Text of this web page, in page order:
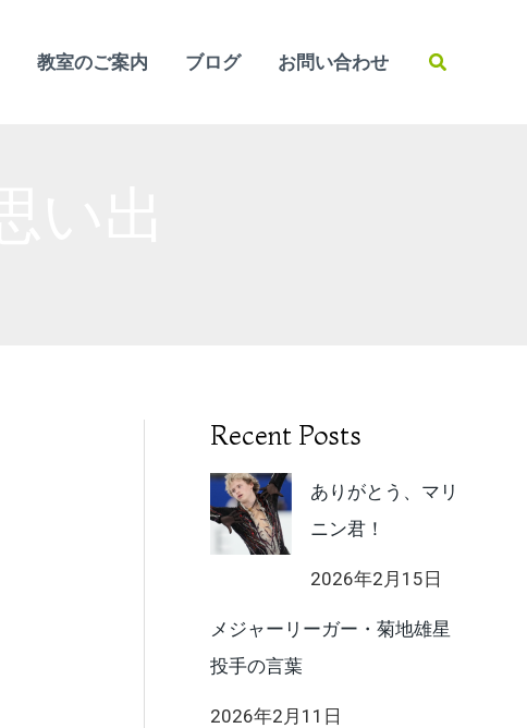
教室のご案内 ブログ お問い合わせ
検
Recent Posts
ありがとう、マリ
ニン君！
2026年2月15日
メジャーリーガー・菊地雄星
投手の言葉
2026年2月11日